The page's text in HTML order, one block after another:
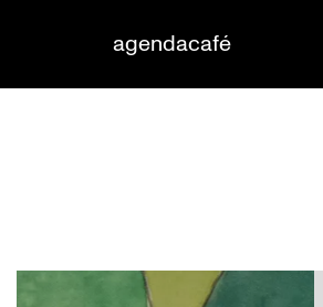
agendacafé
Overslaan